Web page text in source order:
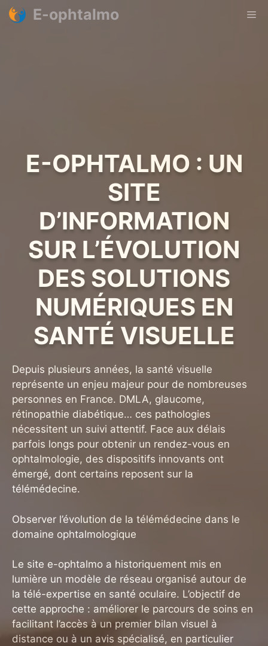
Aller
au
E-ophtalmo
E-OPHTALMO : UN
SITE
D’INFORMATION
SUR L’ÉVOLUTION
DES SOLUTIONS
NUMÉRIQUES EN
SANTÉ VISUELLE
Depuis plusieurs années, la santé visuelle
représente un enjeu majeur pour de nombreuses
personnes en France. DMLA, glaucome,
rétinopathie diabétique… ces pathologies
nécessitent un suivi attentif. Face aux délais
parfois longs pour obtenir un rendez-vous en
ophtalmologie, des dispositifs innovants ont
émergé, dont certains reposent sur la
télémédecine.
Observer l’évolution de la télémédecine dans le
domaine ophtalmologique
Le site e-ophtalmo a historiquement mis en
lumière un modèle de réseau organisé autour de
la télé-expertise en santé oculaire. L’objectif de
cette approche : améliorer le parcours de soins en
facilitant l’accès à un premier bilan visuel à
distance ou à un avis spécialisé, en particulier